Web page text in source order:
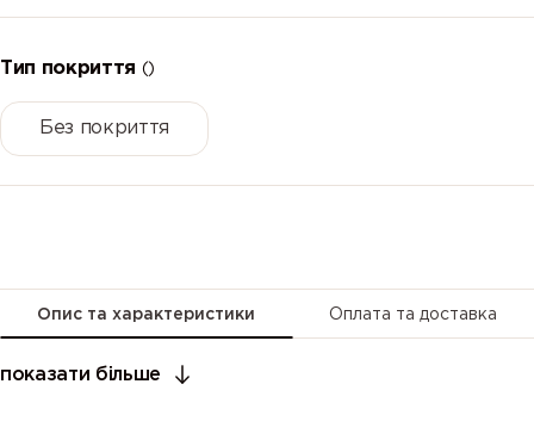
Тип покриття ()
Без покриття
Опис та характеристики Оплата та доставка
показати більше